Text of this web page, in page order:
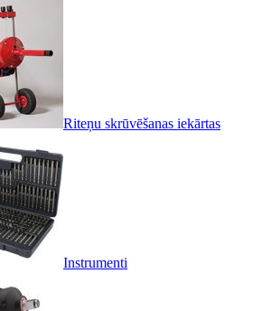
Riteņu skrūvēšanas iekārtas
Instrumenti